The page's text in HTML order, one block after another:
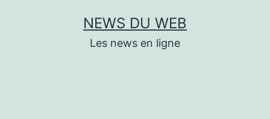
NEWS DU WEB
Les news en ligne